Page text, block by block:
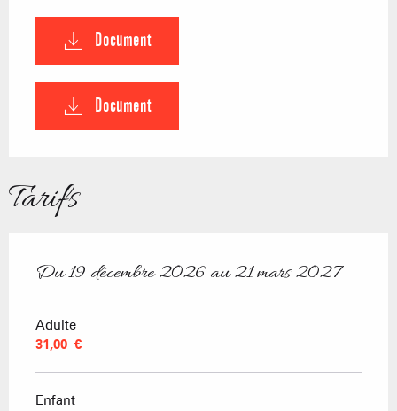
Document
Document
Tarifs
Du19 décembre 2026au21 mars 2027
Du19 décembre 2026 au21 mars 2027
Adulte
31,00 €
Enfant